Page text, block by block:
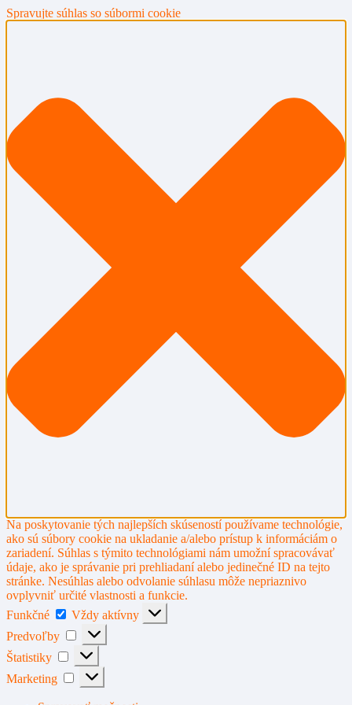
Spravujte súhlas so súbormi cookie
Na poskytovanie tých najlepších skúseností používame technológie,
ako sú súbory cookie na ukladanie a/alebo prístup k informáciám o
zariadení. Súhlas s týmito technológiami nám umožní spracovávať
údaje, ako je správanie pri prehliadaní alebo jedinečné ID na tejto
stránke. Nesúhlas alebo odvolanie súhlasu môže nepriaznivo
ovplyvniť určité vlastnosti a funkcie.
Funkčné
Funkčné
Vždy aktívny
Predvoľby
Predvoľby
Štatistiky Štatistiky
Marketing Marketing